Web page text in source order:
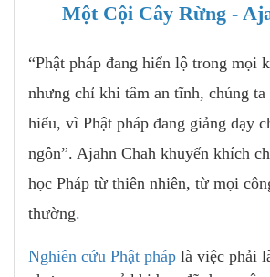
Một Cội Cây Rừng -
“Phật pháp đang hiển lộ trong mọi
nhưng chỉ khi tâm an tĩnh, chúng
hiểu, vì Phật pháp đang giảng dạy
ngôn”. Ajahn Chah khuyến khích
học Pháp từ thiên nhiên, từ mọi
thường.
Nghiên cứu Phật pháp là việc phải